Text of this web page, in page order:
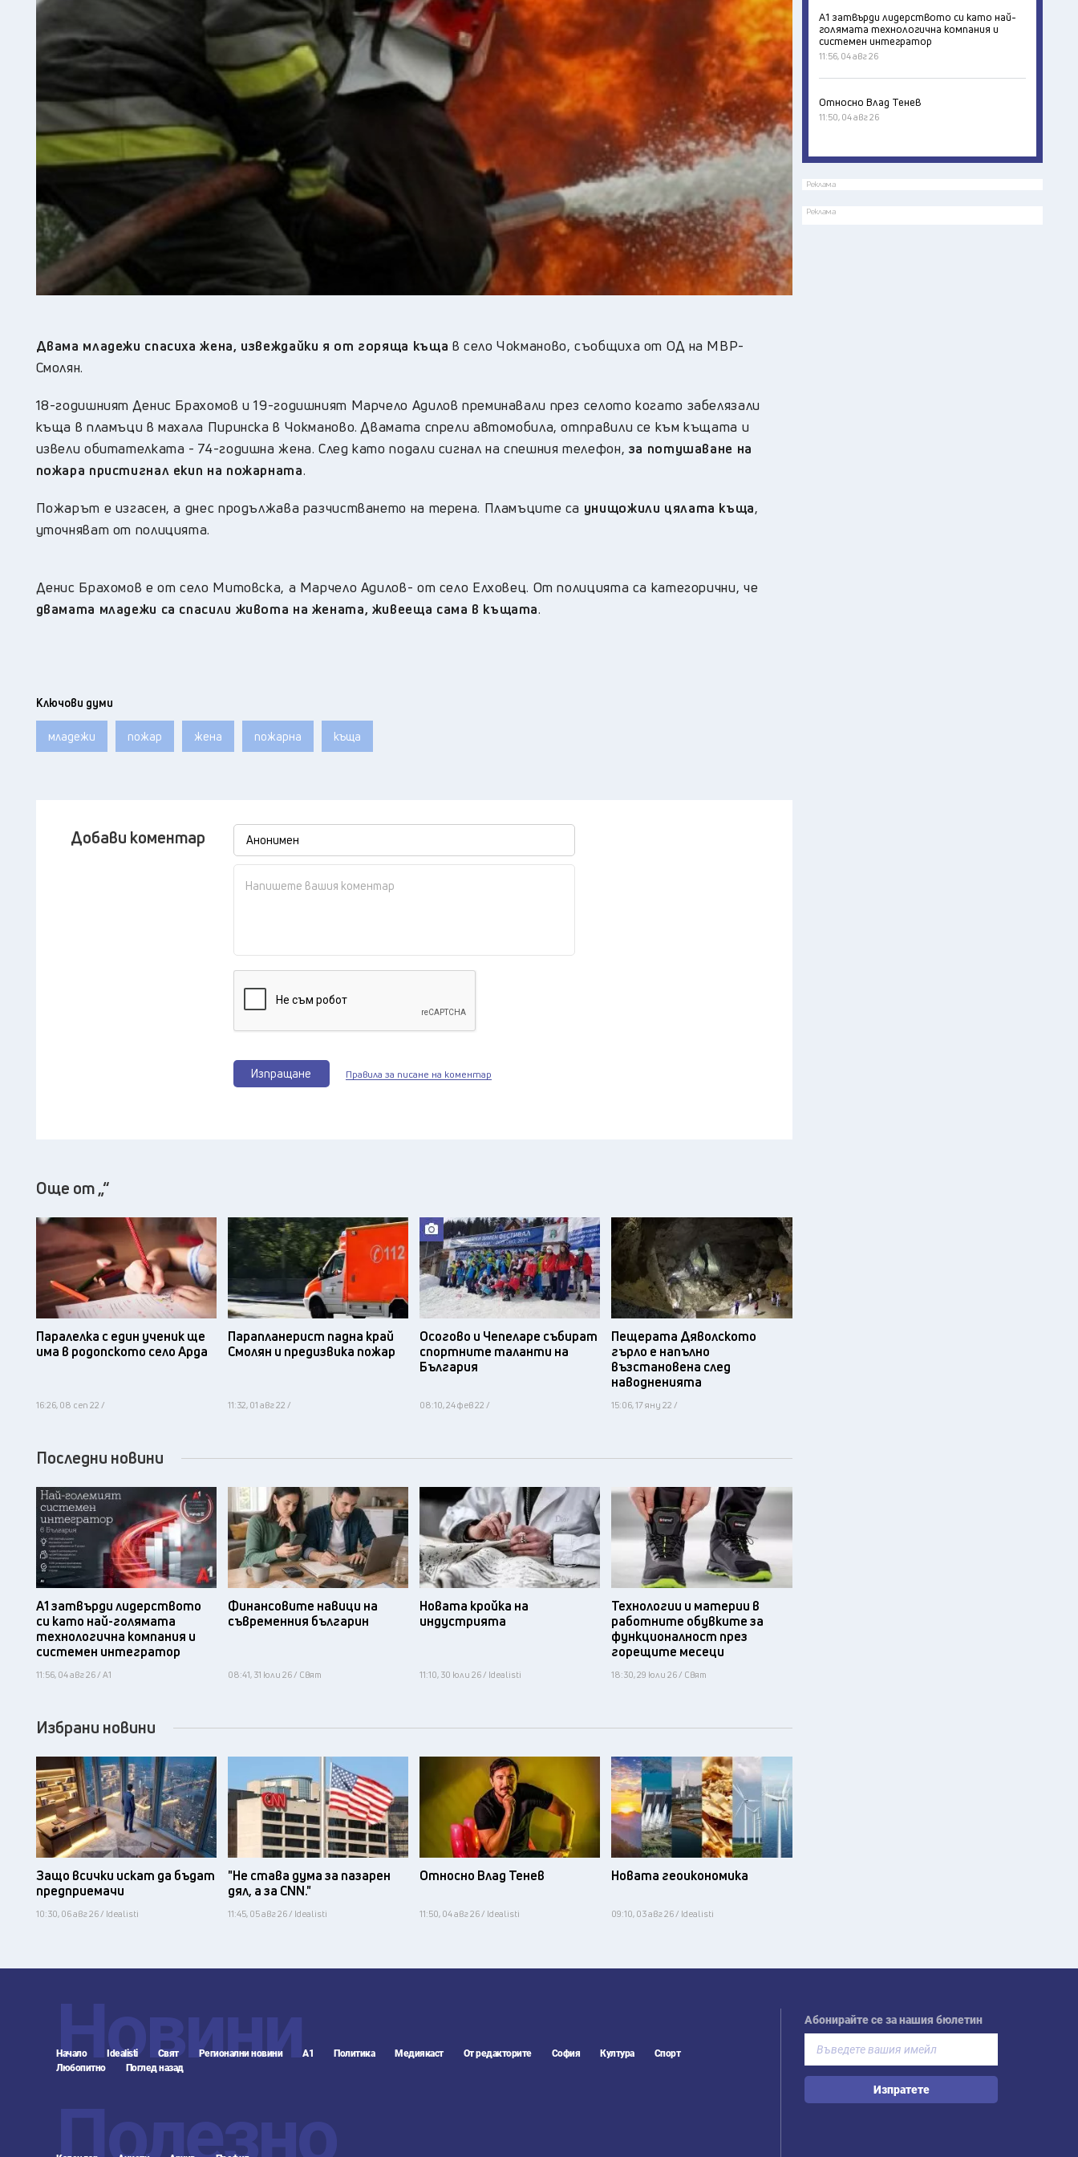
Перник, 18°C
Плевен, 22°C
Пловдив 21°C
Разград, 20°C
22°C
21°C
°C
15°C
20°C
Търговище °C
Ямбол, 20°C
Двама младежи спасиха жена, извеждайки я от горяща къща в село Чокманово, съобщиха от ОД на МВР-
Смолян.
18-годишният Денис Брахомов и 19-годишният Марчело Адилов преминавали през селото когато забелязали
къща в пламъци в махала Пиринска в Чокманово. Двамата спрели автомобила, отправили се към къщата и
извели обитателката - 74-годишна жена. След като подали сигнал на спешния телефон, за потушаване на
пожара пристигнал екип на пожарната.
Пожарът е изгасен, а днес продължава разчистването на терена. Пламъците са унищожили цялата къща,
уточняват от полицията.
Денис Брахомов е от село Митовска, а Марчело Адилов- от село Елховец. От полицията са категорични, че
двамата младежи са спасили живота на жената, живееща сама в къщата.
Ключови думи
младежи пожар жена пожарна къща
Добави коментар
Изпращане Правила за писане на коментар
Още от „“
Паралелка с един ученик ще
има в родопското село Арда
16:26, 08 сеп 22 /
Парапланерист падна край
Смолян и предизвика пожар
11:32, 01 авг 22 /
Осогово и Чепеларе събират
спортните таланти на
България
08:10, 24 фев 22 /
Пещерата Дяволското
гърло е напълно
възстановена след
наводненията
15:06, 17 яну 22 /
Последни новини
А1 затвърди лидерството
си като най-голямата
технологична компания и
системен интегратор
11:56, 04 авг 26 / А1
Финансовите навици на
съвременния българин
08:41, 31 юли 26 / Свят
Новата кройка на
индустрията
11:10, 30 юли 26 / Idealisti
Технологии и материи в
работните обувките за
функционалност през
горещите месеци
18:30, 29 юли 26 / Свят
Избрани новини
Защо всички искат да бъдат
предприемачи
10:30, 06 авг 26 / Idealisti
"Не става дума за пазарен
дял, а за CNN."
11:45, 05 авг 26 / Idealisti
Относно Влад Тенев
11:50, 04 авг 26 / Idealisti
Новата геоикономика
09:10, 03 авг 26 / Idealisti
А1 затвърди лидерството си като най-
голямата технологична компания и
системен интегратор
11:56, 04 авг 26
Относно Влад Тенев
11:50, 04 авг 26
Реклама
Реклама
Новини
Начало Idealisti Свят Регионални новини А1 Политика Медиякаст От редакторите София Култура
Спорт
Любопитно
Поглед назад
Полезно
Абонирайте се за нашия бюлетин
Изпратете